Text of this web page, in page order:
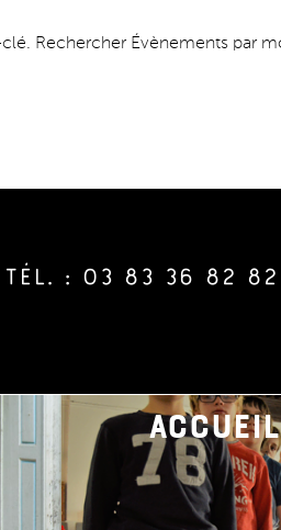
Rechercher Évènements par
: 03 83 36 82 82